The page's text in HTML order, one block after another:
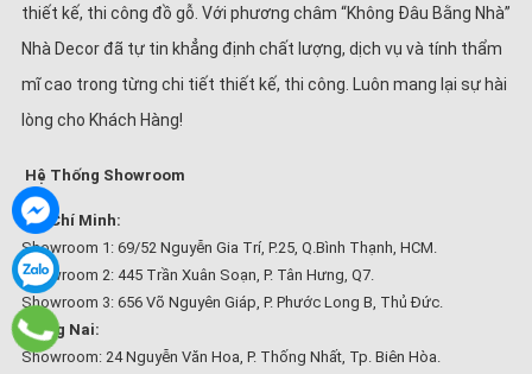
thiết kế, thi công đồ gỗ. Với phương châm “Không Đâu Bằng Nhà”
Nhà Decor đã tự tin khẳng định chất lượng, dịch vụ và tính thẩm
mĩ cao trong từng chi tiết thiết kế, thi công. Luôn mang lại sự hài
lòng cho Khách Hàng!
Hệ Thống Showroom
Hồ Chí Minh:
Showroom 1: 69/52 Nguyễn Gia Trí, P.25, Q.Bình Thạnh, HCM.
Showroom 2: 445 Trần Xuân Soạn, P. Tân Hưng, Q7.
Showroom 3: 656 Võ Nguyên Giáp, P. Phước Long B, Thủ Đức.
Đồng Nai:
Showroom: 24 Nguyễn Văn Hoa, P. Thống Nhất, Tp. Biên Hòa.